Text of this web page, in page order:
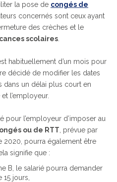
la pose de congés de
concernés sont ceux ayant
des crèches et le
scolaires
habituellement d’un mois pour
décidé de modifier les dates
dans un délai plus court en
l’employeur.
pour l’employeur d’imposer au
ou de RTT , prévue par
2020, pourra également être
signifie que :
B, le salarié pourra demander
15 jours,